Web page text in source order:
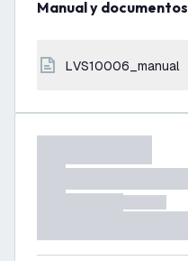
Manual y documentos
LVS10006_manual